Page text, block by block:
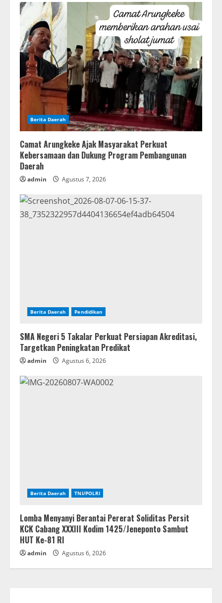
Berita Daerah
Camat Arungkeke Ajak Masyarakat Perkuat
Kebersamaan dan Dukung Program Pembangunan
Daerah
admin Agustus 7, 2026
Berita Daerah Pendidikan
SMA Negeri 5 Takalar Perkuat Persiapan Akreditasi,
Targetkan Peningkatan Predikat
admin Agustus 6, 2026
Berita Daerah TNI/POLRI
Lomba Menyanyi Berantai Pererat Soliditas Persit
KCK Cabang XXXIII Kodim 1425/Jeneponto Sambut
HUT Ke-81 RI
admin Agustus 6, 2026